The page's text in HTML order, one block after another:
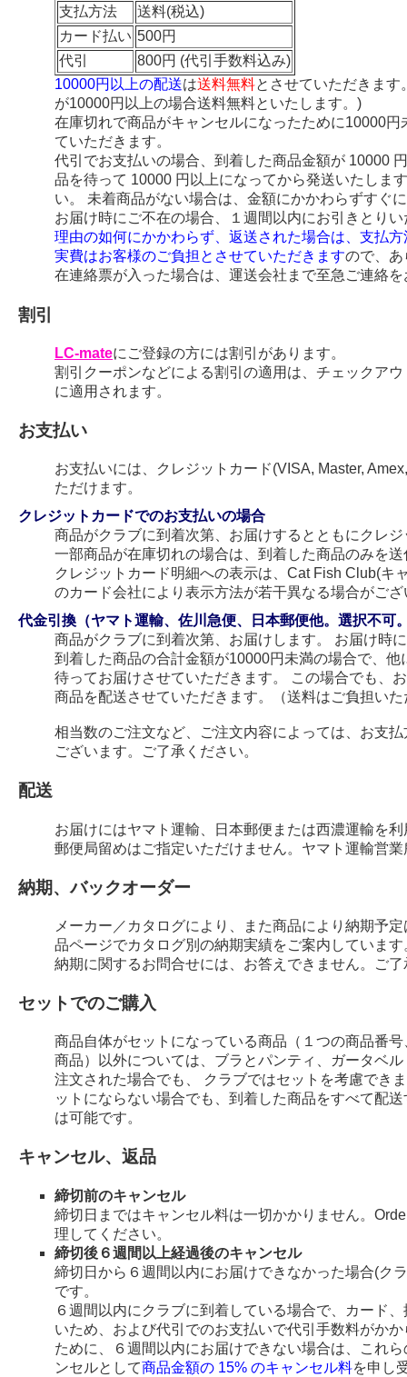
支払方法
送料(税込)
カード払い 500円
代引
800円 (代引手数料込み)
10000円以上の配送は送料無料とさせていただきま
が10000円以上の場合送料無料といたします。)
在庫切れで商品がキャンセルになったために10000
ていただきます。
代引でお支払いの場合、到着した商品金額が 10000
品を待って 10000 円以上になってから発送いたしま
い。 未着商品がない場合は、金額にかかわらずすぐ
お届け時にご不在の場合、１週間以内にお引きとり
理由の如何にかかわらず、返送された場合は、支払
実費はお客様のご負担とさせていただきますので、あ
在連絡票が入った場合は、運送会社まで至急ご連絡
割引
LC-mateにご登録の方には割引があります。
割引クーポンなどによる割引の適用は、チェックア
に適用されます。
お支払い
お支払いには、クレジットカード(VISA, Master,
ただけます。
クレジットカードでのお支払いの場合
商品がクラブに到着次第、お届けするとともにクレ
一部商品が在庫切れの場合は、到着した商品のみを
クレジットカード明細への表示は、Cat Fish Club(キ
のカード会社により表示方法が若干異なる場合がござ
代金引換（ヤマト運輸、佐川急便、日本郵便他。選択不可
商品がクラブに到着次第、お届けします。 お届け時
到着した商品の合計金額が10000円未満の場合で、
待ってお届けさせていただきます。 この場合でも、
商品を配送させていただきます。（送料はご負担い
相当数のご注文など、ご注文内容によっては、お支
ございます。ご了承ください。
配送
お届けにはヤマト運輸、日本郵便または西濃運輸を
郵便局留めはご指定いただけません。ヤマト運輸営
納期、バックオーダー
メーカー／カタログにより、また商品により納期予
品ページでカタログ別の納期実績をご案内しています
納期に関するお問合せには、お答えできません。ご
セットでのご購入
商品自体がセットになっている商品（１つの商品番
商品）以外については、ブラとパンティ、ガータベ
注文された場合でも、 クラブではセットを考慮でき
ットにならない場合でも、到着した商品をすべて配
は可能です。
キャンセル、返品
締切前のキャンセル
締切日まではキャンセル料は一切かかりません。
理してください。
締切後６週間以上経過後のキャンセル
締切日から６週間以内にお届けできなかった場合(ク
です。
６週間以内にクラブに到着している場合で、カード
いため、および代引でのお支払いで代引手数料がか
ために、６週間以内にお届けできない場合は、これ
ンセルとして商品金額の 15% のキャンセル料を申し